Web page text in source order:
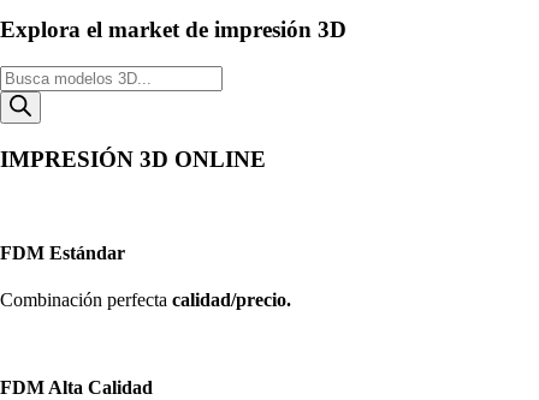
Explora el market de impresión 3D
Búsqueda
de
productos
IMPRESIÓN 3D ONLINE
FDM Estándar
Combinación perfecta calidad/precio.
FDM Alta Calidad